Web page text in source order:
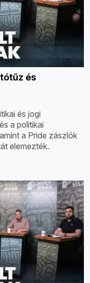
és
és jogi
a politikai
a Pride zászlók
elemezték.